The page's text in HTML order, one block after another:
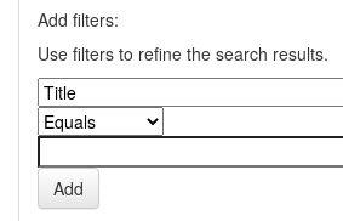
Add filters:
Use filters to refine the search results.